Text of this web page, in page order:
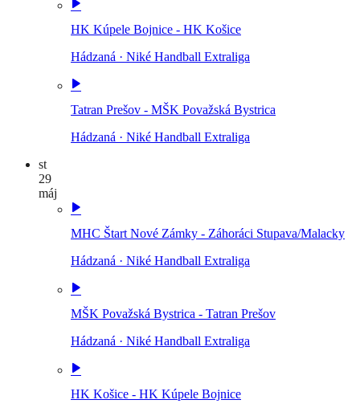
HK Kúpele Bojnice - HK Košice
Hádzaná · Niké Handball Extraliga
Tatran Prešov - MŠK Považská Bystrica
Hádzaná · Niké Handball Extraliga
st
29
máj
MHC Štart Nové Zámky - Záhoráci Stupava/Malacky
Hádzaná · Niké Handball Extraliga
MŠK Považská Bystrica - Tatran Prešov
Hádzaná · Niké Handball Extraliga
HK Košice - HK Kúpele Bojnice